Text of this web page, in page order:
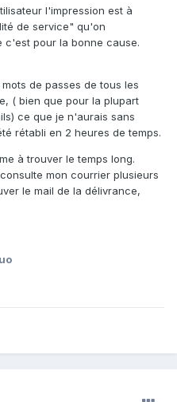
l'impression est à
de service" qu'on
c'est pour la bonne cause.
de passes de tous les
( bien que pour la plupart
ce que je n'aurais sans
rétabli en 2 heures de temps.
à trouver le temps long.
mon courrier plusieurs
le mail de la délivrance,